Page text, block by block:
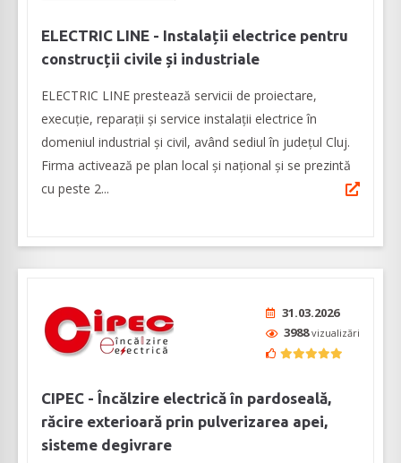
ELECTRIC LINE - Instalații electrice pentru
construcții civile și industriale
ELECTRIC LINE prestează servicii de proiectare,
execuție, reparații și service instalații electrice în
domeniul industrial și civil, având sediul în judeţul Cluj.
Firma activează pe plan local și național și se prezintă
cu peste 2...
31.03.2026
3988vizualizări
CIPEC - Încălzire electrică în pardoseală,
răcire exterioară prin pulverizarea apei,
sisteme degivrare